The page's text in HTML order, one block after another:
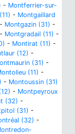
- Montferrier-sur-
- Montgaillard
- Montgazin (31) -
- Montgradail (11) -
- Montirat (11) -
(12) -
(31) -
(11) -
- Montoussin (31)
- Montpeyroux
(32) -
(31) -
(32) -